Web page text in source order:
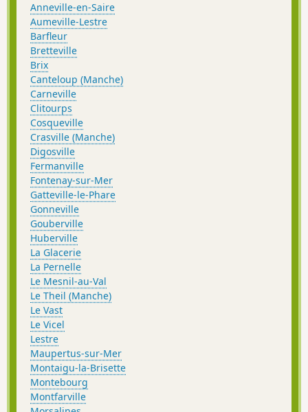
Anneville-en-Saire
Aumeville-Lestre
Barfleur
Bretteville
Brix
Canteloup (Manche)
Carneville
Clitourps
Cosqueville
Crasville (Manche)
Digosville
Fermanville
Fontenay-sur-Mer
Gatteville-le-Phare
Gonneville
Gouberville
Huberville
La Glacerie
La Pernelle
Le Mesnil-au-Val
Le Theil (Manche)
Le Vast
Le Vicel
Lestre
Maupertus-sur-Mer
Montaigu-la-Brisette
Montebourg
Montfarville